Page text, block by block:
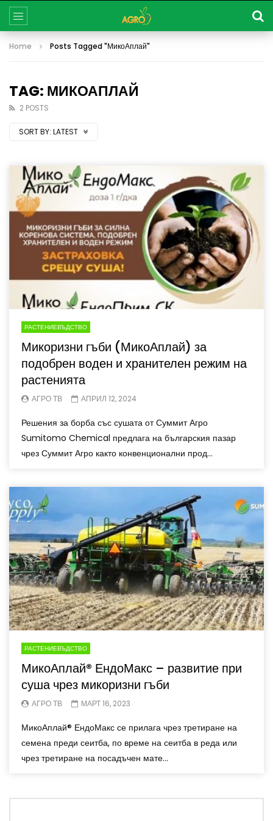
Home Posts Tagged "МикоАплай"
TAG: МИКОАПЛАЙ
2 POSTS
SORT BY: LATEST
РАСТЕНИЕВЪДСТВО
Микоризни гъби (МикоАплай) за
подобрен воден и хранителен режим на
растенията
АГРО ТВ АПРИЛ 12, 2024
Решения за борба със сушата от Суммит Агро
Sumitomo Chemical предлага на българския пазар
чрез Суммит Агро както конвенционални прод...
РАСТЕНИЕВЪДСТВО
МикоАплай® ЕндоМакс – развитие при
суша чрез микоризни гъби
АГРО ТВ МАРТ 16, 2023
МикоАплай® ЕндоМакс се прилага чрез третиране на
семена преди сеитба, по време на сеитба в реда или
чрез третиране на посадъчен мате...